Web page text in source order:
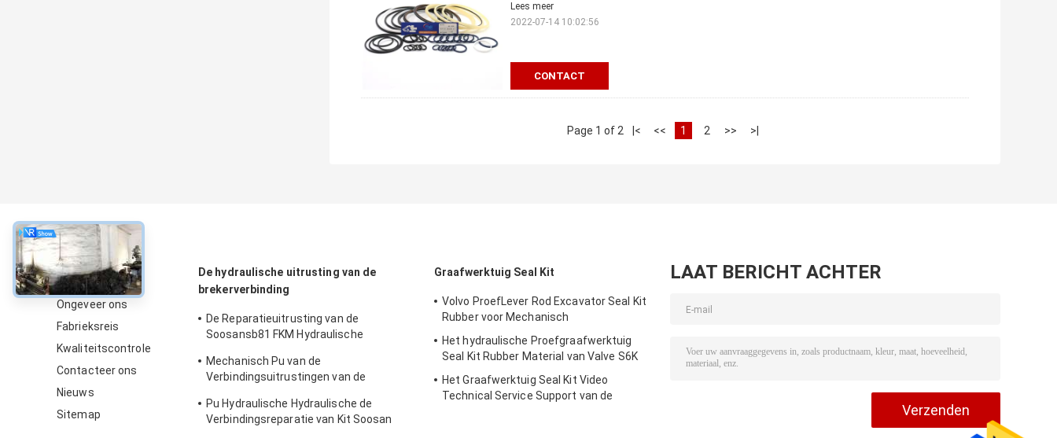
CONTACT
Lees meer
2022-07-14 10:02:56
Page 1 of 2 |< << 1 2 >> >|
Over
Ongeveer ons
Fabrieksreis
Kwaliteitscontrole
Contacteer ons
Nieuws
Sitemap
De hydraulische uitrusting van de
brekerverbinding
De Reparatieuitrusting van de
Soosansb81 FKM Hydraulische
Mechanisch Pu van de
Verbindingsuitrustingen van de
Pu Hydraulische Hydraulische de
Verbindingsreparatie van Kit Soosan
Graafwerktuig Seal Kit
Volvo ProefLever Rod Excavator Seal Kit
Rubber voor Mechanisch
Het hydraulische Proefgraafwerktuig
Seal Kit Rubber Material van Valve S6K
Het Graafwerktuig Seal Kit Video
Technical Service Support van de
LAAT BERICHT ACHTER